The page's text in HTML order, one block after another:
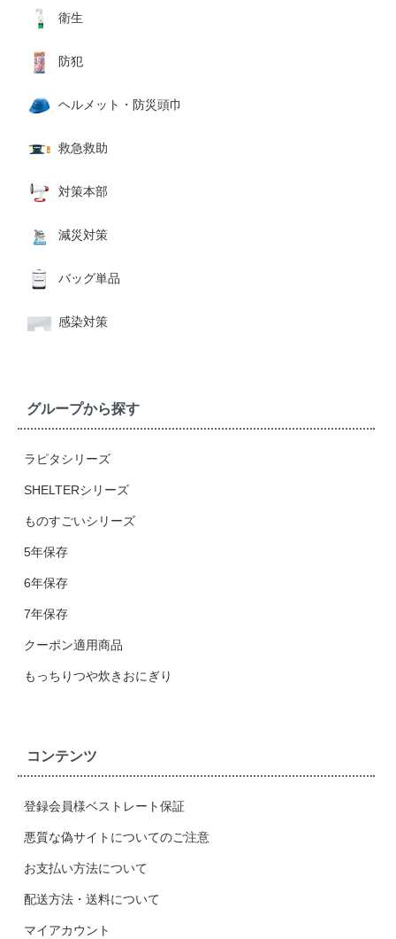
衛生
防犯
ヘルメット・防災頭巾
救急救助
対策本部
減災対策
バッグ単品
感染対策
グループから探す
ラピタシリーズ
SHELTERシリーズ
ものすごいシリーズ
5年保存
6年保存
7年保存
クーポン適用商品
もっちりつや炊きおにぎり
コンテンツ
登録会員様ベストレート保証
悪質な偽サイトについてのご注意
お支払い方法について
配送方法・送料について
マイアカウント